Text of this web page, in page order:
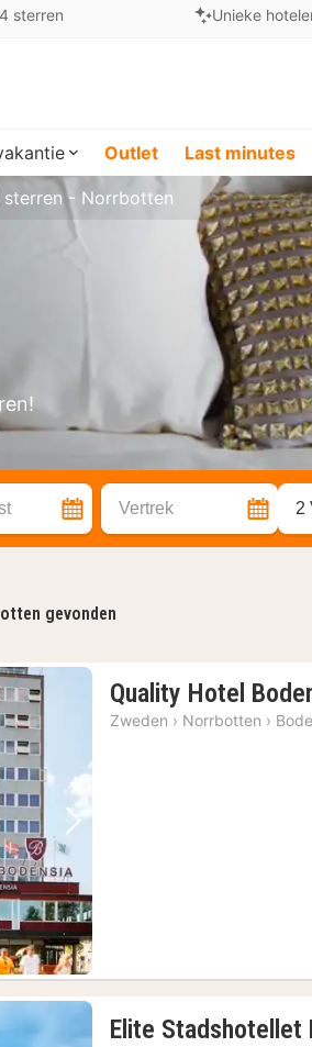
sterren Unieke
Outlet Last minutes
sterren - Norrbotten
Vertrek 2
gevonden
Volgende foto
Quality Hotel
Zweden › Norrbotten ›
Elite Stadshotellet